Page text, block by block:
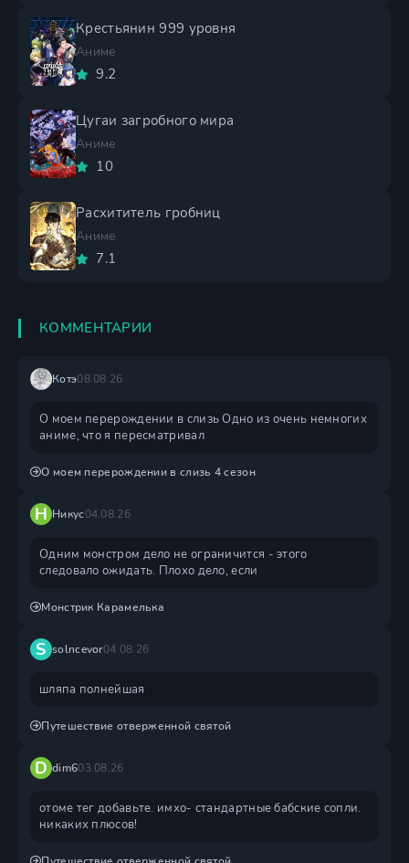
Крестьянин 999 уровня
Аниме
9.2
Цугаи загробного мира
Аниме
10
Расхититель гробниц
Аниме
7.1
КОММЕНТАРИИ
Котэ08.08.26
О моем перерождении в слизь Одно из очень немногих
аниме, что я пересматривал
О моем перерождении в слизь 4 сезон
Н Никус04.08.26
Одним монстром дело не ограничится - этого
следовало ожидать. Плохо дело, если
Монстрик Карамелька
S solncevor04.08.26
шляпа полнейшая
Путешествие отверженной святой
D dim603.08.26
отоме тег добавьте. имхо- стандартные бабские сопли.
никаких плюсов!